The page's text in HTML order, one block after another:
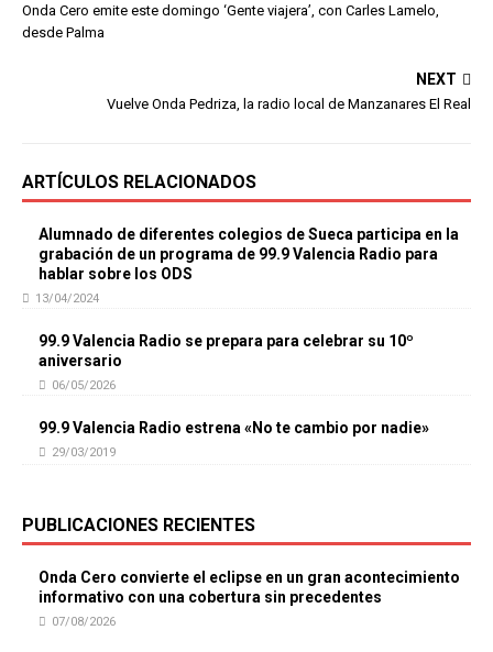
Onda Cero emite este domingo ‘Gente viajera’, con Carles Lamelo,
desde Palma
NEXT
Vuelve Onda Pedriza, la radio local de Manzanares El Real
ARTÍCULOS RELACIONADOS
Alumnado de diferentes colegios de Sueca participa en la
grabación de un programa de 99.9 Valencia Radio para
hablar sobre los ODS
13/04/2024
99.9 Valencia Radio se prepara para celebrar su 10º
aniversario
06/05/2026
99.9 Valencia Radio estrena «No te cambio por nadie»
29/03/2019
PUBLICACIONES RECIENTES
Onda Cero convierte el eclipse en un gran acontecimiento
informativo con una cobertura sin precedentes
07/08/2026